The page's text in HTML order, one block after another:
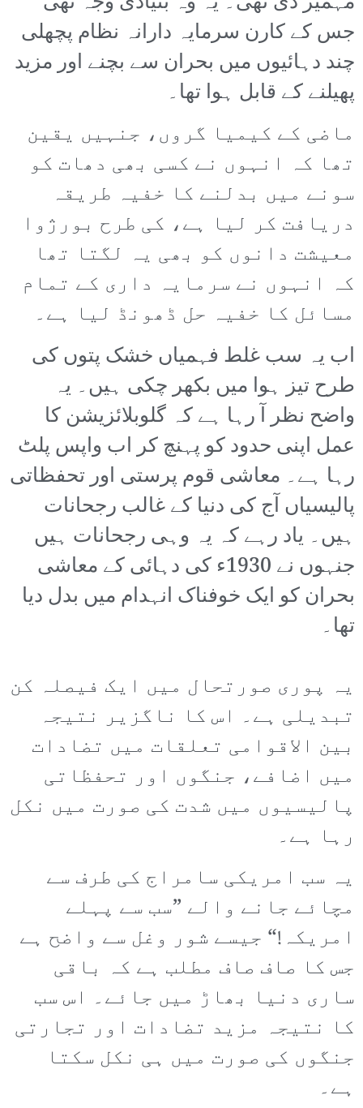
جس کے کارن سرمایہ دارانہ نظام پچھلی
چند دہائیوں میں بحران سے بچنے اور مزید
پھیلنے کے قابل ہوا تھا۔
ماضی کے کیمیا گروں، جنہیں یقین
تھا کہ انہوں نے کسی بھی دھات کو
سونے میں بدلنے کا خفیہ طریقہ
دریافت کر لیا ہے، کی طرح بورژوا
معیشت دانوں کو بھی یہ لگتا تھا
کہ انہوں نے سرمایہ داری کے تمام
مسائل کا خفیہ حل ڈھونڈ لیا ہے۔
اب یہ سب غلط فہمیاں خشک پتوں کی
طرح تیز ہوا میں بکھر چکی ہیں۔ یہ
واضح نظر آ رہا ہے کہ گلوبلائزیشن کا
عمل اپنی حدود کو پہنچ کر اب واپس پلٹ
رہا ہے۔ معاشی قوم پرستی اور تحفظاتی
پالیسیاں آج کی دنیا کے غالب رجحانات
ہیں۔ یاد رہے کہ یہ وہی رجحانات ہیں
جنہوں نے 1930ء کی دہائی کے معاشی
بحران کو ایک خوفناک انہدام میں بدل دیا
تھا۔
یہ پوری صورتحال میں ایک فیصلہ کن
تبدیلی ہے۔ اس کا ناگزیر نتیجہ
بین الاقوامی تعلقات میں تضادات
میں اضافے، جنگوں اور تحفظاتی
پالیسیوں میں شدت کی صورت میں نکل
رہا ہے۔
یہ سب امریکی سامراج کی طرف سے
مچائے جانے والے ”سب سے پہلے
امریکہ!“ جیسے شور وغل سے واضح ہے
جس کا صاف صاف مطلب ہے کہ باقی
ساری دنیا بھاڑ میں جائے۔ اس سب
کا نتیجہ مزید تضادات اور تجارتی
جنگوں کی صورت میں ہی نکل سکتا
ہے۔